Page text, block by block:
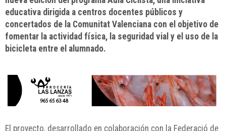
educativa dirigida a centros docentes públicos y
concertados de la Comunitat Valenciana con el objetivo de
fomentar la actividad física, la seguridad vial y el uso de la
bicicleta entre el alumnado.
El proyecto, desarrollado en colaboración con la Federació de